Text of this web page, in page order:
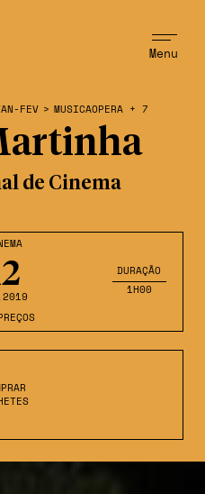
Menu
DURAÇÃO
1H00
FEV > MUSICAOPERA + 7
de Cinema